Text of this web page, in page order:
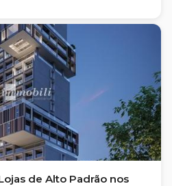
de Alto Padrão nos